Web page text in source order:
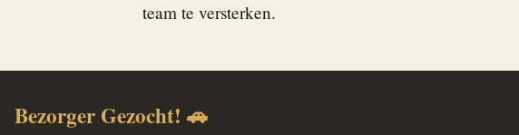
team te versterken.
Bezorger Gezocht! 🚗